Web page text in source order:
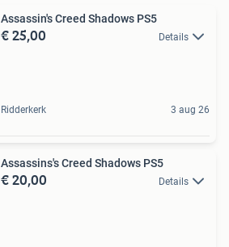
Assassin's Creed Shadows PS5
€ 25,00 Details
Ridderkerk 3 aug 26
Assassins's Creed Shadows PS5
€ 20,00 Details